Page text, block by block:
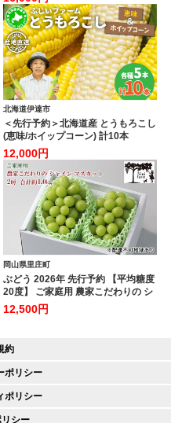
北海道伊達市
＜先行予約＞北海道産 とうもろこし
(恵味/ホイップコーン) 計10本
【55250517】トウモロコシ とうき
び イエロー ホワイト コーン スイー
トコーン 旬 野菜 ふじいファーム 北
海道 伊達市
12,000円
岡山県里庄町
ぶどう 2026年 先行予約 【平均糖度
20度】 ご家庭用 農家こだわりの シ
ャイン マスカット 2房 合計約1.0kg
ブドウ 葡萄 岡山県産 国産 フルーツ
12,500円
約
ポリシー
ポリシー
シー